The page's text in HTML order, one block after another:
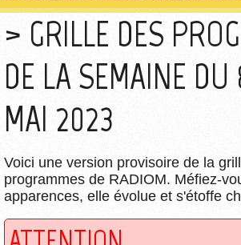
GRILLE DES
DE LA SEMAINE DU
MAI 2023
Voici une version provisoire de la
programmes de RADIOM. Méfiez-
apparences, elle évolue et s'étoffe